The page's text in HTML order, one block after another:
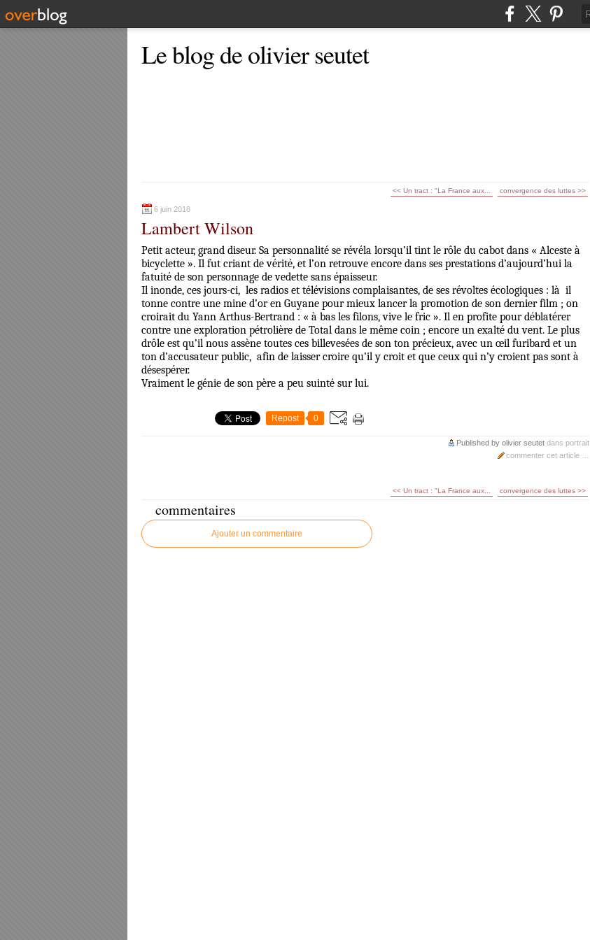
Le blog de olivier seutet
<< Un tract : "La France aux... convergence des luttes >>
6 juin 2018
Lambert Wilson
Petit acteur, grand diseur. Sa personnalité se révéla lorsqu’il tint le rôle du cabot dans « Alceste à
bicyclette ». Il fut criant de vérité, et l’on retrouve encore dans ses prestations d’aujourd’hui la
fatuité de son personnage de vedette sans épaisseur.
Il inonde, ces jours-ci, les radios et télévisions complaisantes, de ses révoltes écologiques : là il
tonne contre une mine d’or en Guyane pour mieux lancer la promotion de son dernier film ; on
croirait du Yann Arthus-Bertrand : « à bas les filons, vive le fric ». Il en profite pour déblatérer
contre une exploration pétrolière de Total dans le même coin ; encore un exalté du vent. Le plus
drôle est qu’il nous assène toutes ces billevesées de son ton précieux, avec un œil furibard et un
ton d’accusateur public, afin de laisser croire qu’il y croit et que ceux qui n’y croient pas sont à
désespérer.
Vraiment le génie de son père a peu suinté sur lui.
Repost 0
Published by olivier seutet dans portrait
commenter cet article
<< Un tract : "La France aux... convergence des luttes >>
commentaires
Ajouter un commentaire